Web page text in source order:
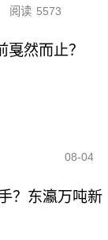
阅读 5573
然而止？
08-04
？东瀛万吨新